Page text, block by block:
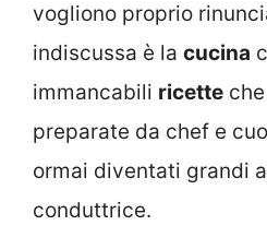
vogliono proprio
indiscussa è la cucina
immancabili ricette
preparate da chef e
ormai diventati grandi
conduttrice.